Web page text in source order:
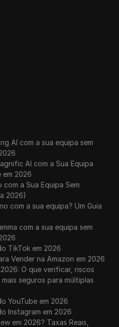
AI com a sua equipa sem
AI com a Sua Equipa
em 2026
a Sua Equipa Sem
2026)
com a sua equipa? Um Guia
com a sua equipa sem
TikTok em 2026
Vender na Amazon em 2026
O que verificar, riscos
seguros para múltiplas
YouTube em 2026
Instagram em 2026
em 2026? Taxas Reais,